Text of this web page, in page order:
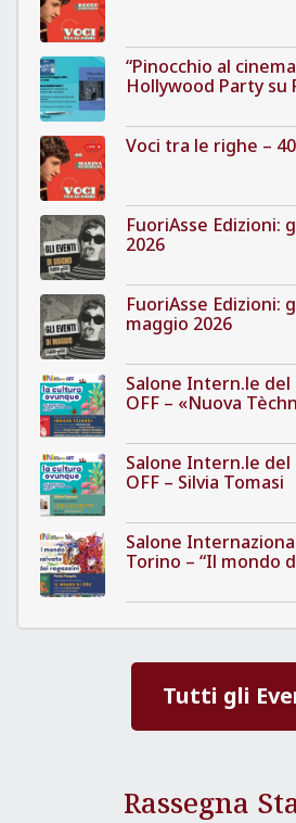
“Pinocchio al
Hollywood Party su
Voci tra le righe –
FuoriAsse Edizioni:
2026
FuoriAsse Edizioni:
maggio 2026
Salone Intern.le
OFF – «Nuova
Salone Intern.le
OFF – Silvia Tomasi
Salone
Torino – “Il mondo
Tutti gli
Rassegna